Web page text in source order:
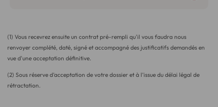
(1) Vous recevrez ensuite un contrat pré-rempli qu'il vous faudra nous
renvoyer complété, daté, signé et accompagné des justificatifs demandés en
vue d'une acceptation définitive.
(2) Sous réserve d’acceptation de votre dossier et à l’issue du délai légal de
rétractation.